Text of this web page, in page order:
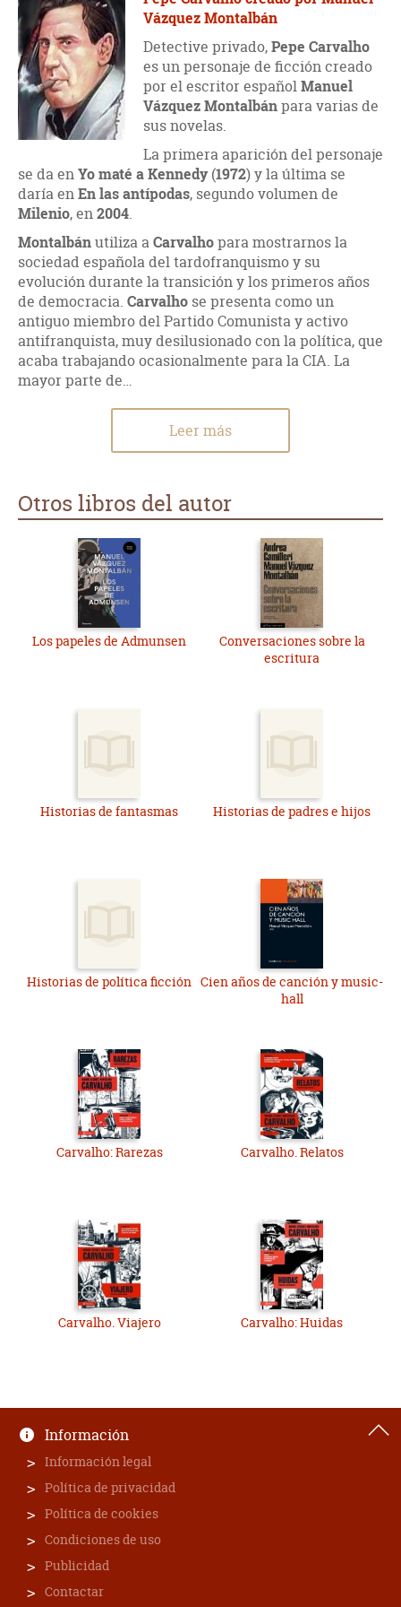
Vázquez Montalbán
Detective privado,Pepe Carvalho
es un personaje de ficción creado
por el escritor españolManuel
Vázquez Montalbánpara varias de
sus novelas.
La primera aparición del personaje
se da enYo maté a Kennedy(1972) y la última se
daría enEn las antípodas, segundo volumen de
Milenio, en2004.
Montalbánutiliza aCarvalhopara mostrarnos la
sociedad española del tardofranquismo y su
evolución durante la transición y los primeros años
de democracia. Carvalho se presenta como un
antiguo miembro del Partido Comunista y activo
antifranquista, muy desilusionado con la política, que
acaba trabajando ocasionalmente para la CIA. La
mayor parte de…
Leer más
Otros libros del autor
Los papeles de Admunsen
Conversaciones sobre la
escritura
Historias de fantasmas Historias de padres e hijos
Historias de política ficción Cien años de canción y music-
hall
Carvalho: Rarezas Carvalho. Relatos
Carvalho. Viajero Carvalho: Huidas
Información
Información legal
Política de privacidad
Política de cookies
Condiciones de uso
Publicidad
Contactar